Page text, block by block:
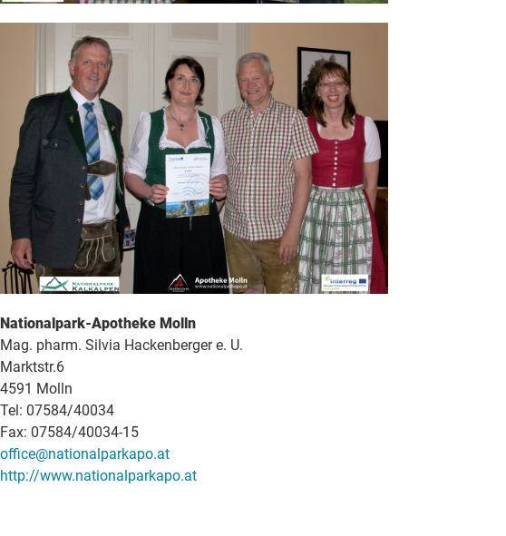
Nationalpark-Apotheke Molln
Mag. pharm. Silvia Hackenberger e. U.
Marktstr.6
4591 Molln
Tel: 07584/40034
Fax: 07584/40034-15
office@nationalparkapo.at
http://www.nationalparkapo.at